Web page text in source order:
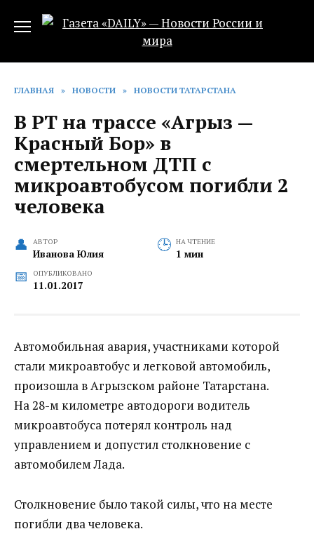
ГЛАВНАЯ » НОВОСТИ » НОВОСТИ ТАТАРСТАНА
В РТ на трассе «Агрыз —
Красный Бор» в
смертельном ДТП с
микроавтобусом погибли 2
человека
АВТОР
Иванова Юлия
НА ЧТЕНИЕ
1 мин
ОПУБЛИКОВАНО
11.01.2017
Автомобильная авария, участниками которой
стали микроавтобус и легковой автомобиль,
произошла в Агрызском районе Татарстана.
На 28-м километре автодороги водитель
микроавтобуса потерял контроль над
управлением и допустил столкновение с
автомобилем Лада.
Столкновение было такой силы, что на месте
погибли два человека.